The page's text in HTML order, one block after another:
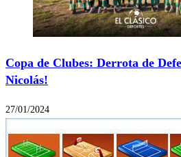
Copa de Clubes: Derrota de
Nicolás!
27/01/2024